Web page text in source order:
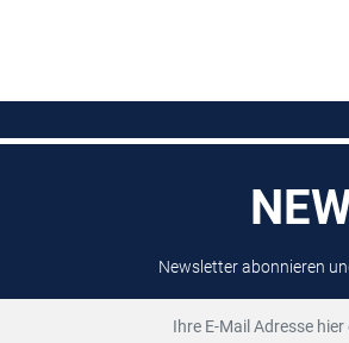
Newsletter abonnieren